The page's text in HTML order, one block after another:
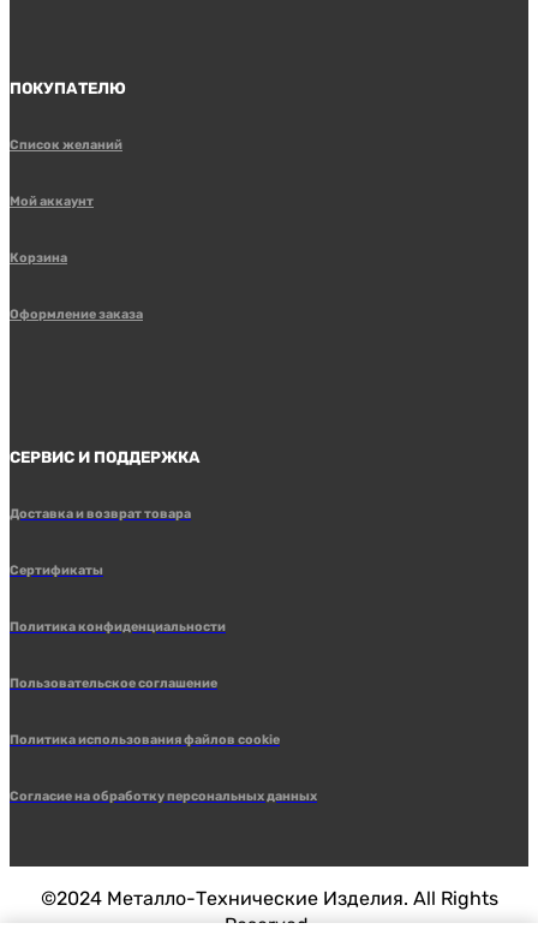
ПОКУПАТЕЛЮ
Список желаний
Мой аккаунт
Корзина
Оформление заказа
СЕРВИС И ПОДДЕРЖКА
Доставка и возврат товара
Сертификаты
Политика конфиденциальности
Пользовательское соглашение
Политика использования файлов cookie
Согласие на обработку персональных данных
©2024 Металло-Технические Изделия. All Rights